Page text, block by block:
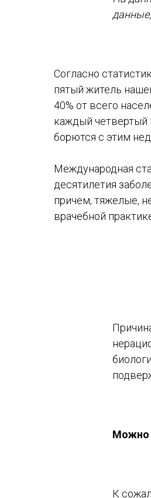
Согласно
пятый житель
40% от всего
каждый четвертый
борются с этим
Международная
десятилетия
причем, тяжелые,
врачебной
Можно
К